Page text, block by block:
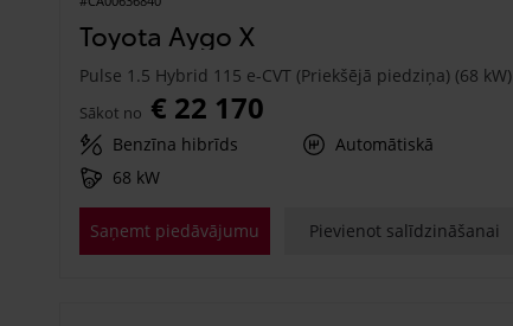
Toyota Aygo X
Pulse 1.5 Hybrid 115 e-CVT (Priekšējā piedziņa) (68 kW)
Sākot no € 22 170
Benzīna hibrīds
Automātiskā
68 kW
Saņemt piedāvājumu Pievienot salīdzināšanai